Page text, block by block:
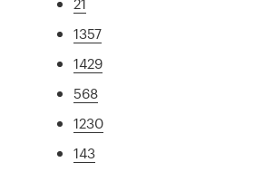
1357
1429
568
1230
143